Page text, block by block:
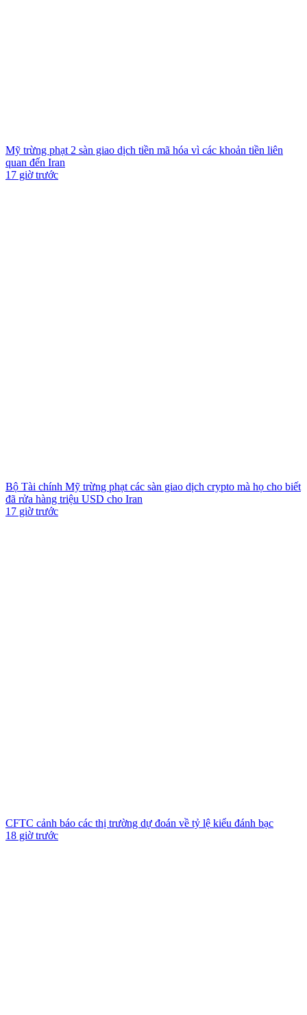
Mỹ trừng phạt 2 sàn giao dịch tiền mã hóa vì các khoản tiền liên
quan đến Iran
17 giờ trước
Bộ Tài chính Mỹ trừng phạt các sàn giao dịch crypto mà họ cho biết
đã rửa hàng triệu USD cho Iran
17 giờ trước
CFTC cảnh báo các thị trường dự đoán về tỷ lệ kiểu đánh bạc
18 giờ trước